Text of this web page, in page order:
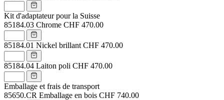
Kit d'adaptateur pour la Suisse
85184.03 Chrome CHF 470.00
85184.01 Nickel brillant CHF 470.00
85184.04 Laiton poli CHF 470.00
Emballage et frais de transport
85650.CR Emballage en bois CHF 740.00